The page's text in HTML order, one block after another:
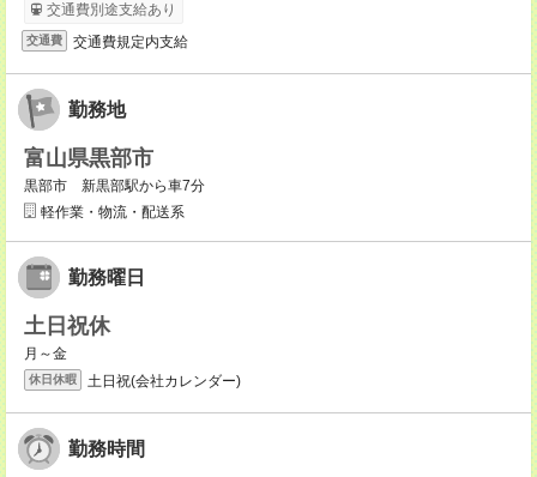
交通費別途支給あり
交通費 交通費規定内支給
勤務地
富山県黒部市
黒部市 新黒部駅から車7分
軽作業・物流・配送系
勤務曜日
土日祝休
月～金
休日休暇 土日祝(会社カレンダー)
勤務時間